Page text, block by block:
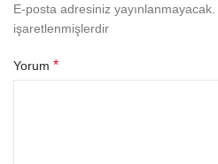
E-posta adresiniz yayınlanmayacak.
işaretlenmişlerdir
Yorum *